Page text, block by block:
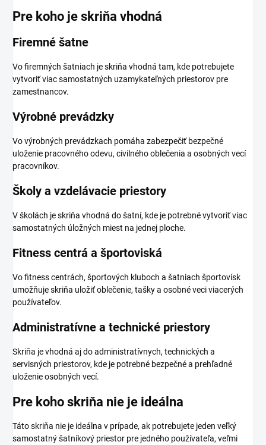
Pre koho je skriňa vhodná
Firemné šatne
Vo firemných šatniach je skriňa vhodná tam, kde potrebujete
vytvoriť viac samostatných uzamykateľných priestorov pre
zamestnancov.
Výrobné prevádzky
Vo výrobných prevádzkach pomáha zabezpečiť bezpečné
uloženie pracovného odevu, civilného oblečenia a osobných vecí
pracovníkov.
Školy a vzdelávacie priestory
V školách je skriňa vhodná do šatní, kde je potrebné vytvoriť viac
samostatných úložných miest na jednej ploche.
Fitness centrá a športoviská
Vo fitness centrách, športových kluboch a šatniach športovísk
umožňuje skriňa uložiť oblečenie, tašky a osobné veci viacerých
používateľov.
Administratívne a technické priestory
Skriňa je vhodná aj do administratívnych, technických a
servisných priestorov, kde je potrebné bezpečné a prehľadné
uloženie osobných vecí.
Pre koho skriňa nie je ideálna
Táto skriňa nie je ideálna v prípade, ak potrebujete jeden veľký
samostatný šatníkový priestor pre jedného používateľa, veľmi